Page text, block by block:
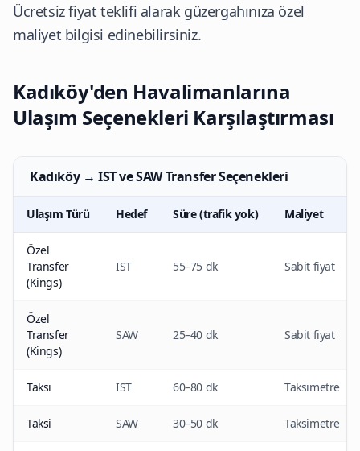
Ücretsiz fiyat teklifi alarak güzergahınıza özel
maliyet bilgisi edinebilirsiniz.
Kadıköy'den Havalimanlarına
Ulaşım Seçenekleri Karşılaştırması
Kadıköy → IST ve SAW Transfer Seçenekleri
Ulaşım Türü Hedef Süre (trafik yok) Maliyet
Özel
Transfer
(Kings)
IST 55–75 dk Sabit fiyat
Özel
Transfer
(Kings)
SAW 25–40 dk Sabit fiyat
Taksi IST 60–80 dk Taksimetre
Taksi SAW 30–50 dk Taksimetre